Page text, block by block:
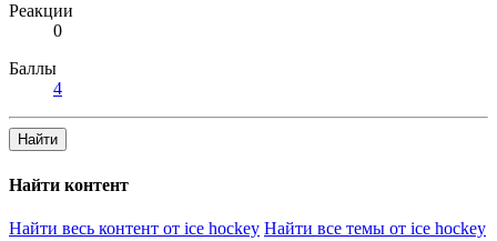
Реакции
0
Баллы
4
Найти
Найти контент
Найти весь контент от ice hockey Найти все темы от ice hockey